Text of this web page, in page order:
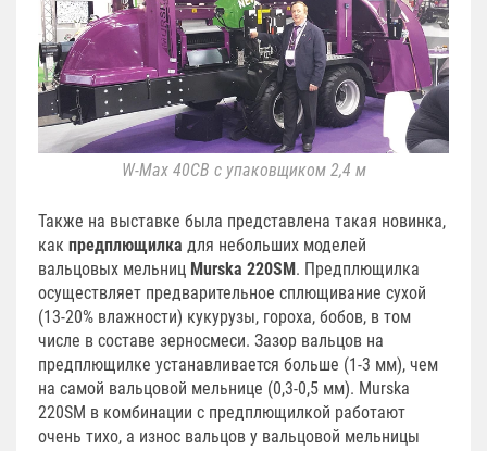
W-Max 40CB с упаковщиком 2,4 м
Также на выставке была представлена такая новинка,
как предплющилка для небольших моделей
вальцовых мельниц Murska 220SM. Предплющилка
осуществляет предварительное сплющивание сухой
(13-20% влажности) кукурузы, гороха, бобов, в том
числе в составе зерносмеси. Зазор вальцов на
предплющилке устанавливается больше (1-3 мм), чем
на самой вальцовой мельнице (0,3-0,5 мм). Murska
220SM в комбинации с предплющилкой работают
очень тихо, а износ вальцов у вальцовой мельницы